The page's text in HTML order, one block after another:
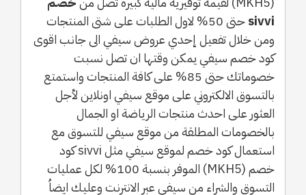
sivvi
حتى 50% لاول الطلبات على شتى المنتجات
ومن خلال تفعيل إحدي عروض سيفي الى جانب اقوى
كود خصم سيفي يمكن وقتها ان تصل نسبت
خصوماتك حتى 85% على كافة المنتجات واستمتع
بالتسوق الالكتروني على موقع سيفي اونلاين لأجل
العثور على احدث منتجات الرياضة او الجمال
بالخصومات المطلقة من موقع سيفي للتسوق مع
استعمال كود خصم لموقع سيفي مثل sivvi كود
خصم (MKH5) الموفر بنسبة 100% لكل عمليات
التسوق والشراء من سيفي عبر الانترنت وعليك ايضاُ